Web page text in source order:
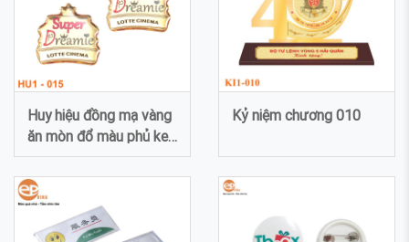
Huy hiệu đồng mạ vàng
ăn mòn đổ màu phủ keo
015
Kỷ niệm chương 010